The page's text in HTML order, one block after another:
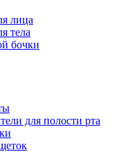
лица
тела
бочки
для полости рта